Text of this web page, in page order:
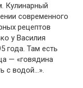
Кулинарный
современного
рецептов
у Василия
года. Там есть
— «говядина
с водой…».